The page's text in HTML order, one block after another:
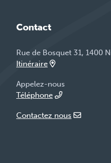
Contact
Rue de Bosquet 31, 1400
Itinéraire
Appelez-nous
Téléphone
Contactez nous